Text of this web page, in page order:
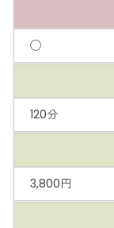
◯
120分
3,800円